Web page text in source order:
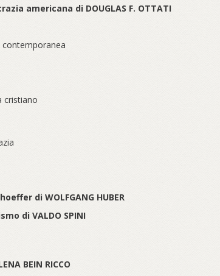
americana di DOUGLAS F. OTTATI
contemporanea
cristiano
di WOLFGANG HUBER
di VALDO SPINI
BEIN RICCO